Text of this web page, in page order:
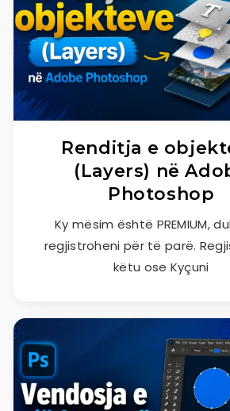
Renditja e
(Layers) në
Photoshop
Ky mësim është PREMIUM,
regjistroheni për të parë.
këtu ose Kyçuni